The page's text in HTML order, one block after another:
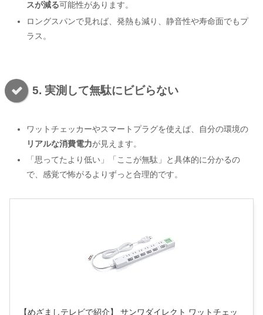
スが減る可能性があります。
ロングスパンで見れば、発熱も減り、静音性や寿命面でもプ
ラス。
5. 実測して無駄にビビらない
ワットチェッカーやスマートプラグを使えば、自分の環境の
リアルな消費電力が見えます。
「思ってたより低い」「ここが無駄」と具体的に分かるの
で、感覚で怖がるよりずっと合理的です。
【めざましテレビで紹介】 サンワダイレクト ワットチェッ